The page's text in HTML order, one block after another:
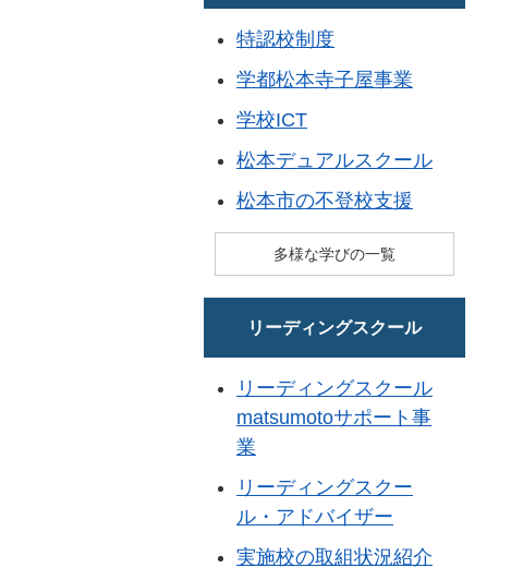
特認校制度
学都松本寺子屋事業
学校ICT
松本デュアルスクール
松本市の不登校支援
多様な学びの一覧
リーディングスクール
リーディングスクール
matsumotoサポート事
業
リーディングスクー
ル・アドバイザー
実施校の取組状況紹介